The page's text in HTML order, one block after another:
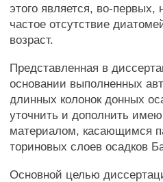
этого является, во-
частое отсутствие
возраст.
Представленная в
основании выполненных
длинных колонок донных
уточнить и дополнить
материалом, касающимся
ториновых слоев осадков
Основной целью